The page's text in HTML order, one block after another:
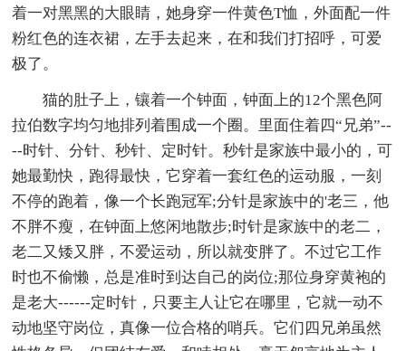
着一对黑黑的大眼睛，她身穿一件黄色T恤，外面配一件
粉红色的连衣裙，左手去起来，在和我们打招呼，可爱
极了。
猫的肚子上，镶着一个钟面，钟面上的12个黑色阿
拉伯数字均匀地排列着围成一个圈。里面住着四“兄弟”--
--时针、分针、秒针、定时针。秒针是家族中最小的，可
她最勤快，跑得最快，它穿着一套红色的运动服，一刻
不停的跑着，像一个长跑冠军;分针是家族中的'老三，他
不胖不瘦，在钟面上悠闲地散步;时针是家族中的老二，
老二又矮又胖，不爱运动，所以就变胖了。不过它工作
时也不偷懒，总是准时到达自己的岗位;那位身穿黄袍的
是老大------定时针，只要主人让它在哪里，它就一动不
动地坚守岗位，真像一位合格的哨兵。它们四兄弟虽然